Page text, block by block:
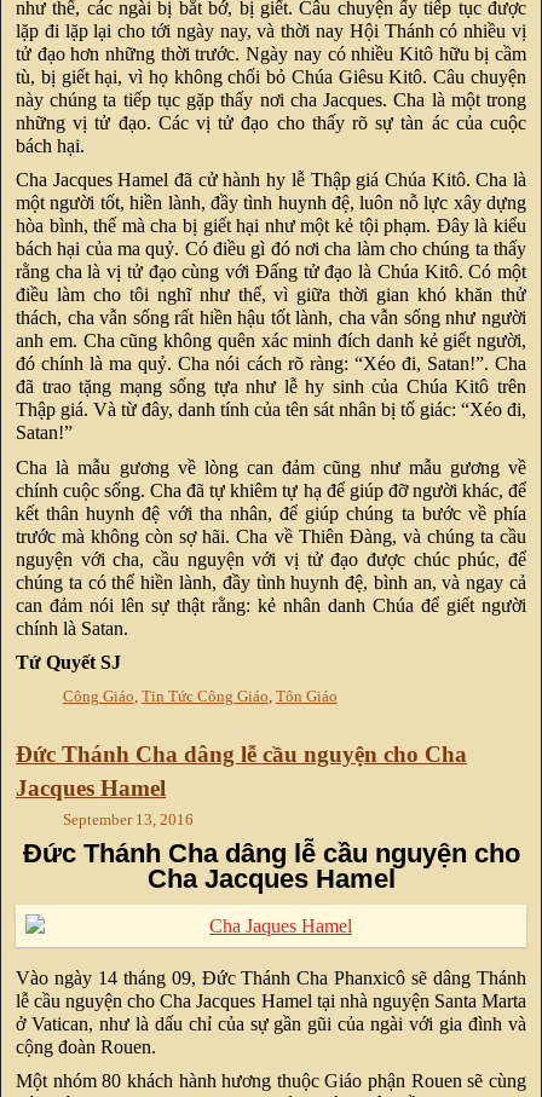
như thế, các ngài bị bắt bớ, bị giết. Câu chuyện ấy tiếp tục được
lặp đi lặp lại cho tới ngày nay, và thời nay Hội Thánh có nhiều vị
tử đạo hơn những thời trước. Ngày nay có nhiều Kitô hữu bị cầm
tù, bị giết hại, vì họ không chối bỏ Chúa Giêsu Kitô. Câu chuyện
này chúng ta tiếp tục gặp thấy nơi cha Jacques. Cha là một trong
những vị tử đạo. Các vị tử đạo cho thấy rõ sự tàn ác của cuộc
bách hại.
Cha Jacques Hamel đã cử hành hy lễ Thập giá Chúa Kitô. Cha là
một người tốt, hiền lành, đầy tình huynh đệ, luôn nỗ lực xây dựng
hòa bình, thế mà cha bị giết hại như một kẻ tội phạm. Đây là kiểu
bách hại của ma quỷ. Có điều gì đó nơi cha làm cho chúng ta thấy
rằng cha là vị tử đạo cùng với Đấng tử đạo là Chúa Kitô. Có một
điều làm cho tôi nghĩ như thế, vì giữa thời gian khó khăn thử
thách, cha vẫn sống rất hiền hậu tốt lành, cha vẫn sống như người
anh em. Cha cũng không quên xác minh đích danh kẻ giết người,
đó chính là ma quỷ. Cha nói cách rõ ràng: “Xéo đi, Satan!”. Cha
đã trao tặng mạng sống tựa như lễ hy sinh của Chúa Kitô trên
Thập giá. Và từ đây, danh tính của tên sát nhân bị tố giác: “Xéo đi,
Satan!”
Cha là mẫu gương về lòng can đảm cũng như mẫu gương về
chính cuộc sống. Cha đã tự khiêm tự hạ để giúp đỡ người khác, để
kết thân huynh đệ với tha nhân, để giúp chúng ta bước về phía
trước mà không còn sợ hãi. Cha về Thiên Đàng, và chúng ta cầu
nguyện với cha, cầu nguyện với vị tử đạo được chúc phúc, để
chúng ta có thể hiền lành, đầy tình huynh đệ, bình an, và ngay cả
can đảm nói lên sự thật rằng: kẻ nhân danh Chúa để giết người
chính là Satan.
Tứ Quyết SJ
Công Giáo, Tin Tức Công Giáo, Tôn Giáo
Đức Thánh Cha dâng lễ cầu nguyện cho Cha
Jacques Hamel
September 13, 2016
Đức Thánh Cha dâng lễ cầu nguyện cho
Cha Jacques Hamel
Vào ngày 14 tháng 09, Đức Thánh Cha Phanxicô sẽ dâng Thánh
lễ cầu nguyện cho Cha Jacques Hamel tại nhà nguyện Santa Marta
ở Vatican, như là dấu chỉ của sự gần gũi của ngài với gia đình và
cộng đoàn Rouen.
Một nhóm 80 khách hành hương thuộc Giáo phận Rouen sẽ cùng